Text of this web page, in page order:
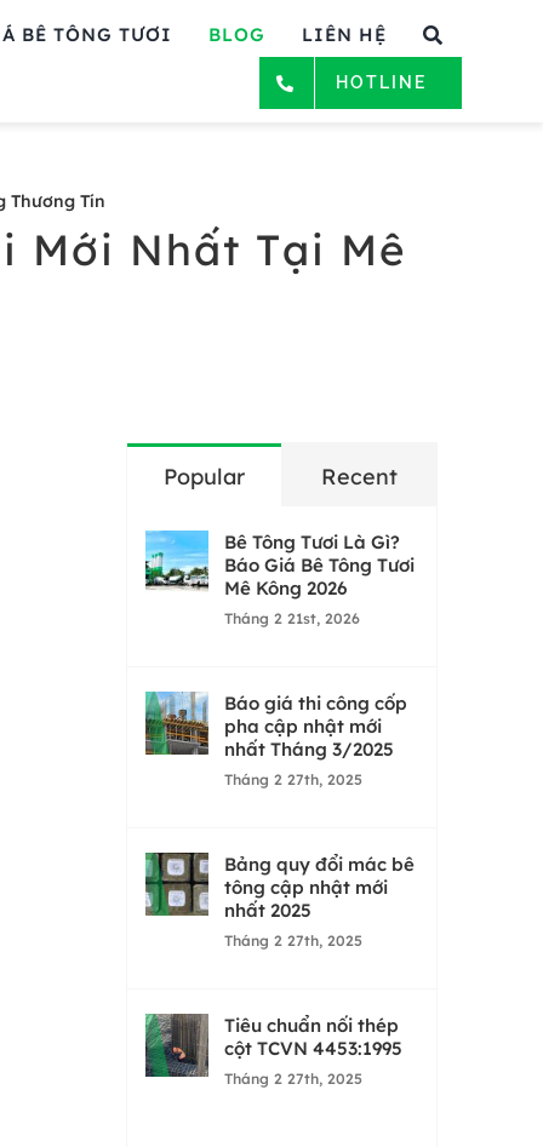
BÊ TÔNG TƯƠI BLOG LIÊN HỆ
HOTLINE
Thương Tín
Mới Nhất Tại Mê
Popular Recent
Bê Tông Tươi Là Gì?
Báo Giá Bê Tông Tươi
Mê Kông 2026
Tháng 2 21st, 2026
Báo giá thi công cốp
pha cập nhật mới
nhất Tháng 3/2025
Tháng 2 27th, 2025
Bảng quy đổi mác bê
tông cập nhật mới
nhất 2025
Tháng 2 27th, 2025
Tiêu chuẩn nối thép
cột TCVN 4453:1995
Tháng 2 27th, 2025